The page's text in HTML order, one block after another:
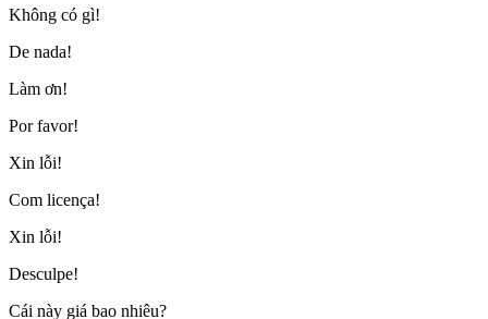
Không có gì!
De nada!
Làm ơn!
Por favor!
Xin lỗi!
Com licença!
Xin lỗi!
Desculpe!
Cái này giá bao nhiêu?